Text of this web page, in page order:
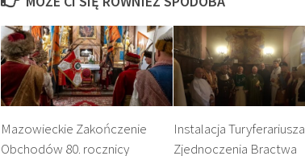
Mazowieckie Zakończenie
Obchodów 80. rocznicy
Instalacja Turyferariusza
Zjednoczenia Bractwa